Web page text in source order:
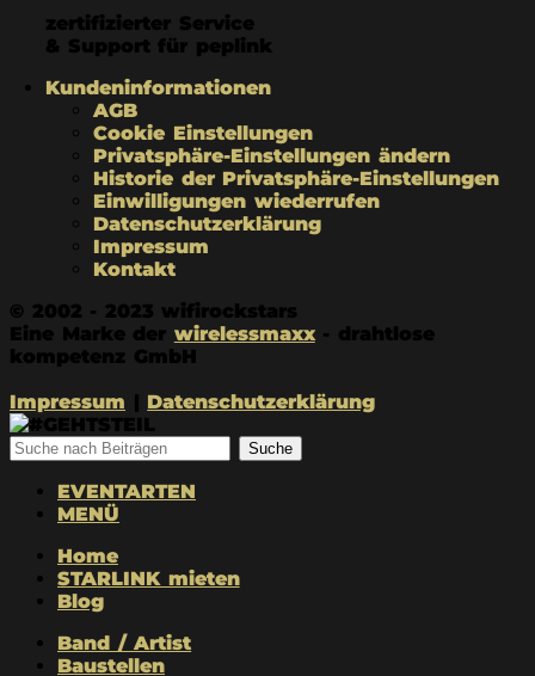
zertifizierter Service
& Support für peplink
Kundeninformationen
AGB
Cookie Einstellungen
Privatsphäre-Einstellungen ändern
Historie der Privatsphäre-Einstellungen
Einwilligungen wiederrufen
Datenschutzerklärung
Impressum
Kontakt
© 2002 - 2023 wifirockstars
Eine Marke der wirelessmaxx- drahtlose
kompetenz GmbH
Impressum | Datenschutzerklärung
Suche
EVENTARTEN
MENÜ
Home
STARLINK mieten
Blog
Band / Artist
Baustellen